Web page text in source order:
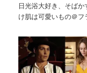
日光浴大好き、そばか
け肌は可愛いもの＠フ